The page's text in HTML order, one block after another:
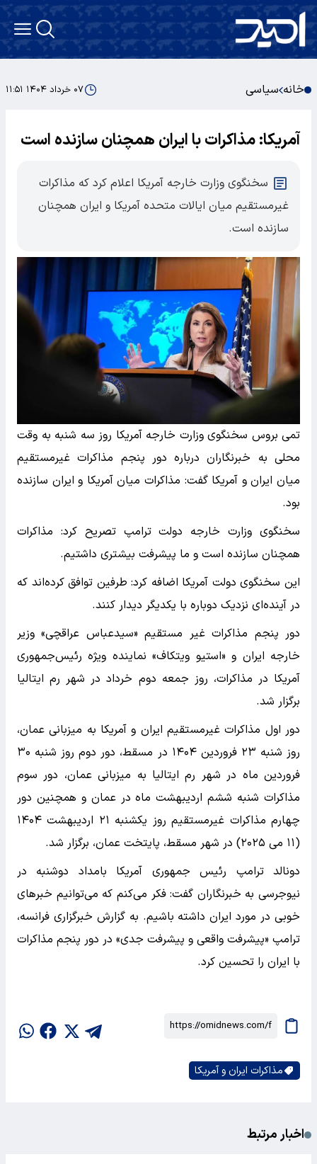
خانه سیاسی ۰۷ خرداد ۱۴۰۴ ۱۱:۵۱
آمریکا: مذاکرات با ایران همچنان سازنده است
سخنگوی وزارت خارجه آمریکا اعلام کرد که مذاکرات
غیرمستقیم میان ایالات متحده آمریکا و ایران همچنان
سازنده است.
تمی بروس سخنگوی وزارت خارجه آمریکا روز سه شنبه به وقت
محلی به خبرنگاران درباره دور پنجم مذاکرات غیرمستقیم
میان ایران و آمریکا گفت: مذاکرات میان آمریکا و ایران سازنده
بود.
سخنگوی وزارت خارجه دولت ترامپ تصریح کرد: مذاکرات
همچنان سازنده است و ما پیشرفت بیشتری داشتیم.
این سخنگوی دولت آمریکا اضافه کرد: طرفین توافق کرده‌اند که
در آینده‌ای نزدیک دوباره با یکدیگر دیدار کنند.
دور پنجم مذاکرات غیر مستقیم «سیدعباس عراقچی» وزیر
خارجه ایران و «استیو ویتکاف» نماینده ویژه رئیس‌جمهوری
آمریکا در مذاکرات، روز جمعه دوم خرداد در شهر رم ایتالیا
برگزار شد.
دور اول مذاکرات غیرمستقیم ایران و آمریکا به میزبانی عمان،
روز شنبه ۲۳ فروردین ۱۴۰۴ در مسقط، دور دوم روز شنبه ۳۰
فروردین ماه در شهر رم ایتالیا به میزبانی عمان، دور سوم
مذاکرات شنبه ششم اردیبهشت ماه در عمان و همچنین دور
چهارم مذاکرات غیرمستقیم روز یکشنبه ۲۱ اردیبهشت ۱۴۰۴
(۱۱ می ۲۰۲۵) در شهر مسقط، پایتخت عمان، برگزار شد.
دونالد ترامپ رئیس جمهوری آمریکا بامداد دوشنبه در
نیوجرسی به خبرنگاران گفت: فکر می‌کنم که می‌توانیم خبر‌های
خوبی در مورد ایران داشته باشیم. به گزارش خبرگزاری فرانسه،
ترامپ «پیشرفت واقعی و پیشرفت جدی» در دور پنجم مذاکرات
با ایران را تحسین کرد.
مذاکرات ایران و آمریکا
اخبار مرتبط